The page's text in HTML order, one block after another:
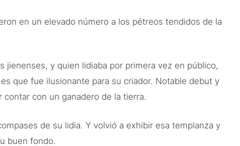
en un elevado número a los pétreos tendidos de la
jienenses, y quien lidiaba por primera vez en público,
que fue ilusionante para su criador. Notable debut y
con un ganadero de la tierra.
de su lidia. Y volvió a exhibir esa templanza y
buen fondo.